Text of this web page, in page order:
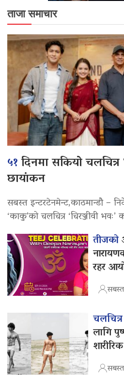
ताजा समाचार
५१दिनमा सकियो चलचित्र
छायांकन
सबस्त इन्टरटेनमेन्ट,काठमान्डौ –
‘काकु’को चलचित्र ‘चिरञ्जीवी
तीजको
रहर
चलचित्र
लागि